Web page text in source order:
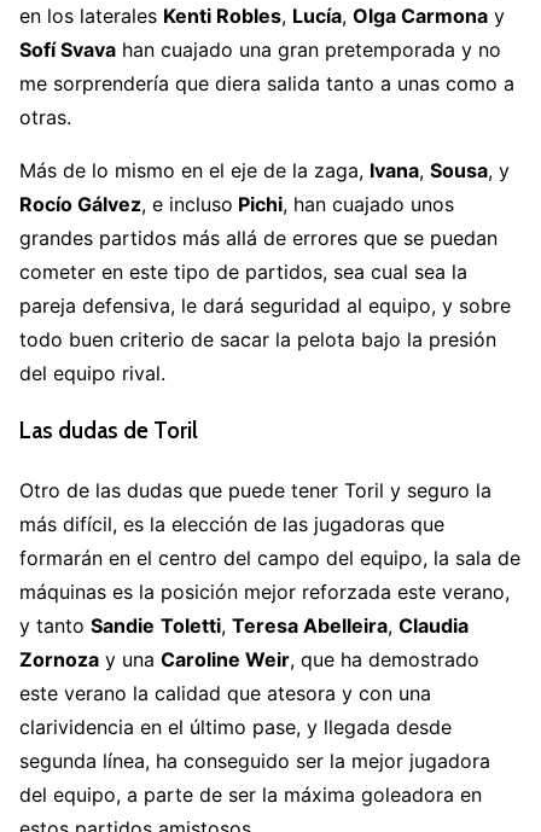
en los laterales Kenti Robles, Lucía, Olga Carmona y
Sofí Svava han cuajado una gran pretemporada y no
me sorprendería que diera salida tanto a unas como a
otras.
Más de lo mismo en el eje de la zaga, Ivana, Sousa, y
Rocío Gálvez, e incluso Pichi, han cuajado unos
grandes partidos más allá de errores que se puedan
cometer en este tipo de partidos, sea cual sea la
pareja defensiva, le dará seguridad al equipo, y sobre
todo buen criterio de sacar la pelota bajo la presión
del equipo rival.
Las dudas de Toril
Otro de las dudas que puede tener Toril y seguro la
más difícil, es la elección de las jugadoras que
formarán en el centro del campo del equipo, la sala de
máquinas es la posición mejor reforzada este verano,
y tanto Sandie Toletti, Teresa Abelleira, Claudia
Zornoza y una Caroline Weir, que ha demostrado
este verano la calidad que atesora y con una
clarividencia en el último pase, y llegada desde
segunda línea, ha conseguido ser la mejor jugadora
del equipo, a parte de ser la máxima goleadora en